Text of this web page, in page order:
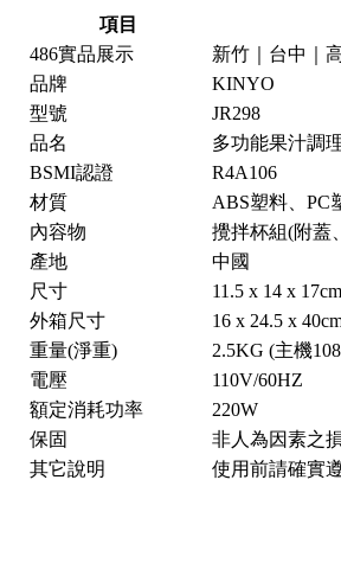
項目
486實品展示
新竹｜台中｜
品牌
KINYO
型號
JR298
品名
多功能果汁調
BSMI認證
R4A106
材質
ABS塑料、PC
內容物
攪拌杯組(附蓋
產地
中國
尺寸
11.5 x 14 x
外箱尺寸
16 x 24.5 x
重量(淨重)
2.5KG (主機
電壓
110V/60HZ
額定消耗功率
220W
保固
非人為因素之
其它說明
使用前請確實